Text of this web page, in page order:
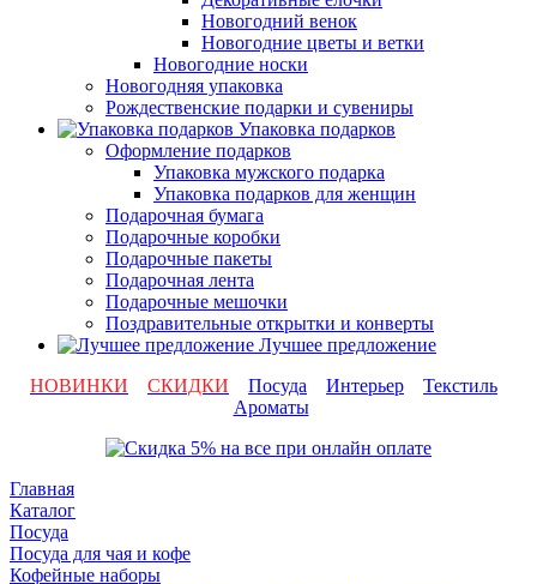
Новогодний венок
Новогодние цветы и ветки
Новогодние носки
Новогодняя упаковка
Рождественские подарки и сувениры
Упаковка подарков
Оформление подарков
Упаковка мужского подарка
Упаковка подарков для женщин
Подарочная бумага
Подарочные коробки
Подарочные пакеты
Подарочная лента
Подарочные мешочки
Поздравительные открытки и конверты
Лучшее предложение
НОВИНКИ
СКИДКИ Посуда Интерьер
Текстиль
Ароматы
Главная
Каталог
Посуда
Посуда для чая и кофе
Кофейные наборы